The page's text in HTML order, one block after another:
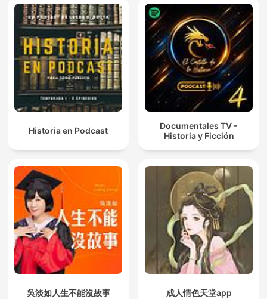
Historia en Podcast
Documentales TV -
Historia y Ficción
吳淡如人生不能沒故事 成人情色天堂app